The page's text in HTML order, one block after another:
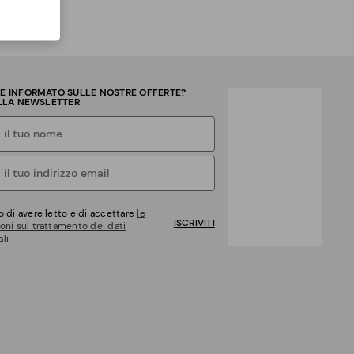
INFORMATO SULLE NOSTRE OFFERTE?
NEWSLETTER
di avere letto e di accettare le
sul trattamento dei dati
ISCRIVITI